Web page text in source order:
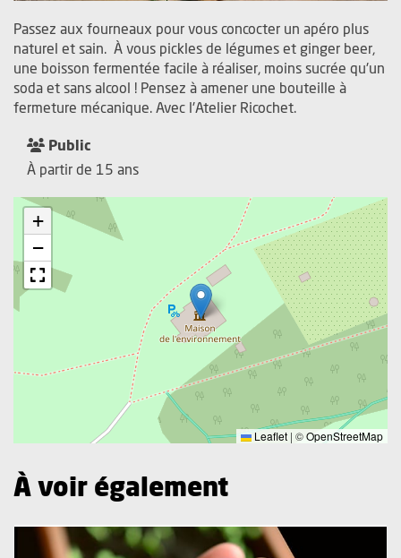
Passez aux fourneaux pour vous concocter un apéro plus
naturel et sain. À vous pickles de légumes et ginger beer,
une boisson fermentée facile à réaliser, moins sucrée qu'un
soda et sans alcool ! Pensez à amener une bouteille à
fermeture mécanique. Avec l'Atelier Ricochet.
Public
À partir de 15 ans
+
−
Leaflet | ©OpenStreetMap
À voir également
Plus d'information sur l'évènement : Semis printanier